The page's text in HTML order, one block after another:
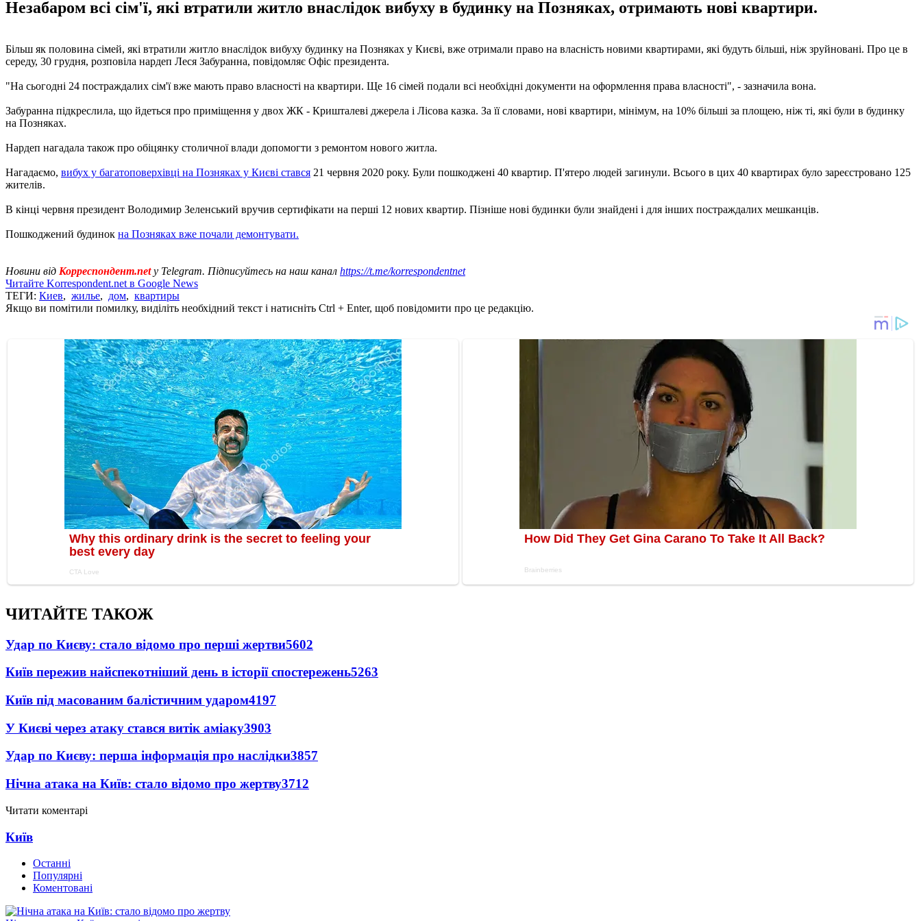
Незабаром всі сім'ї, які втратили житло внаслідок вибуху в будинку на Позняках, отримають нові квартири.
Більш як половина сімей, які втратили житло внаслідок вибуху будинку на Позняках у Києві, вже отримали право на власність новими квартирами, які будуть більші, ніж зруйновані. Про це в
середу, 30 грудня, розповіла нардеп Леся Забуранна, повідомляє Офіс президента.
"На сьогодні 24 постраждалих сім'ї вже мають право власності на квартири. Ще 16 сімей подали всі необхідні документи на оформлення права власності", - зазначила вона.
Забуранна підкреслила, що йдеться про приміщення у двох ЖК - Кришталеві джерела і Лісова казка. За її словами, нові квартири, мінімум, на 10% більші за площею, ніж ті, які були в будинку
на Позняках.
Нардеп нагадала також про обіцянку столичної влади допомогти з ремонтом нового житла.
Нагадаємо, вибух у багатоповерхівці на Позняках у Києві стався 21 червня 2020 року. Були пошкоджені 40 квартир. П'ятеро людей загинули. Всього в цих 40 квартирах було зареєстровано 125
жителів.
В кінці червня президент Володимир Зеленський вручив сертифікати на перші 12 нових квартир. Пізніше нові будинки були знайдені і для інших постраждалих мешканців.
Пошкоджений будинок на Позняках вже почали демонтувати.
Новини від Корреспондент.netу Telegram. Підписуйтесь на наш канал https://t.me/korrespondentnet
Читайте Korrespondent.net в Google News
ТЕГИ: Киев, жилье, дом, квартиры
Якщо ви помітили помилку, виділіть необхідний текст і натисніть Ctrl + Enter, щоб повідомити про це редакцію.
ЧИТАЙТЕ ТАКОЖ
Удар по Києву: стало відомо про перші жертви5602
Київ пережив найспекотніший день в історії спостережень5263
Київ під масованим балістичним ударом4197
У Києві через атаку стався витік аміаку3903
Удар по Києву: перша інформація про наслідки3857
Нічна атака на Київ: стало відомо про жертву3712
Читати коментарі
Київ
Останні
Популярні
Коментовані